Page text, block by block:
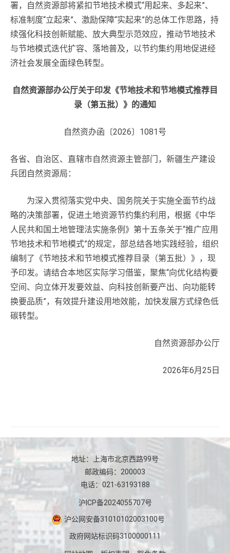
署，自然资源部将紧扣节地技术模式“用起来、多起来”、
标准制度“立起来”、激励保障“实起来”的总体工作思路，持
续强化科技创新赋能、放大典型示范效应，推动节地技术
与节地模式迭代扩容、落地普及，以节约集约用地促进经
济社会发展全面绿色转型。
自然资源部办公厅关于印发《节地技术和节地模式推荐目
录（第五批）》的通知
自然资办函〔2026〕1081号
各省、自治区、直辖市自然资源主管部门，新疆生产建设
兵团自然资源局：
为深入贯彻落实党中央、国务院关于实施全面节约战
略的决策部署，促进土地资源节约集约利用，根据《中华
人民共和国土地管理法实施条例》第十五条关于“推广应用
节地技术和节地模式”的规定，部总结各地实践经验，组织
编制了《节地技术和节地模式推荐目录（第五批）》，现
予印发。请结合本地区实际学习借鉴，聚焦“向优化结构要
空间、向立体开发要效益、向科技创新要产出、向功能转
换要品质”，有效提升建设用地效能，加快发展方式绿色低
碳转型。
自然资源部办公厅
2026年6月25日
地址：上海市北京西路99号
邮政编码：200003
电话：021-63193188
沪ICP备2024055707号
沪公网安备31010102003100号
政府网站标识码3100000111